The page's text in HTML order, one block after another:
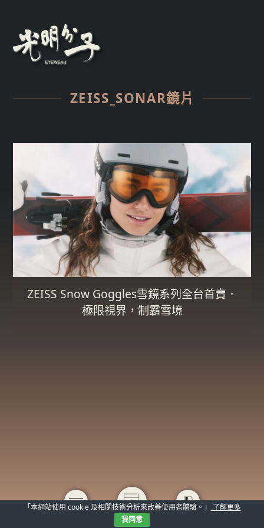
ZEISS_SONAR鏡片
ZEISS Snow Goggles雪鏡系列全台首賣．
極限視界，制霸雪境
「本網站使用 cookie 及相關技術分析來改善使用者體驗。」
了解更多
我同意